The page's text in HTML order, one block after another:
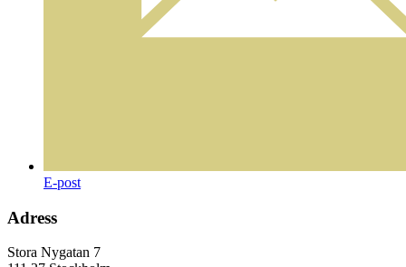
E-post
Adress
Stora Nygatan 7